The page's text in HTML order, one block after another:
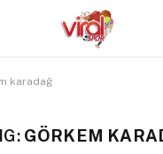
karadağ
GÖRKEM